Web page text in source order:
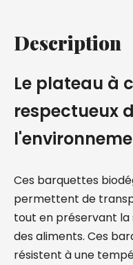
Description
Le plateau à
respectueux
Ces barquettes
permettent de
tout en préservant
des aliments. Ces
résistent à une